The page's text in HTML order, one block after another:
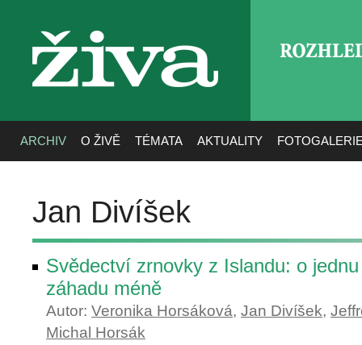
živa
ARCHIV O ŽIVĚ TÉMATA AKTUALITY
Jan Divíšek
Svědectví zrnovky z Islandu: o
záhadu méně
Autor: Veronika Horsáková, Jan Divíšek,
Michal Horsák